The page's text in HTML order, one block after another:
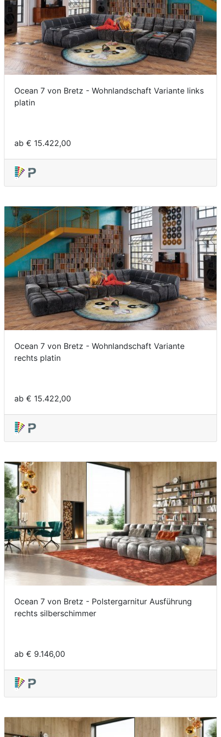
Ocean 7 von Bretz - Wohnlandschaft Variante links
platin
ab € 15.422,00
Ocean 7 von Bretz - Wohnlandschaft Variante
rechts platin
ab € 15.422,00
Ocean 7 von Bretz - Polstergarnitur Ausführung
rechts silberschimmer
ab € 9.146,00